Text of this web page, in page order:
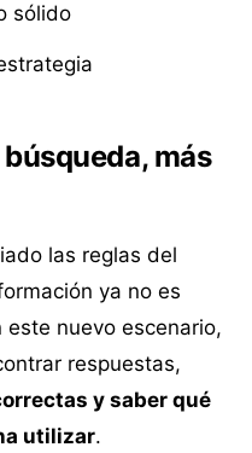
sólido
más
las reglas del
ya no es
este nuevo escenario,
respuestas,
y saber qué
utilizar.